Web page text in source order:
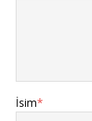
İsim*